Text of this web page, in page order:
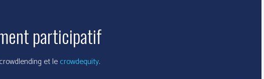
participatif
et lecrowdequity.